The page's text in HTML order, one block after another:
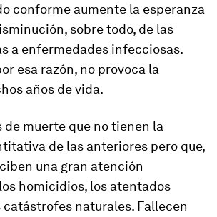
conforme aumente la esperanza
sobre todo, de las
a enfermedades infecciosas.
esa razón, no provoca la
años de vida.
de muerte que no tienen la
de las anteriores pero que,
una gran atención
homicidios, los atentados
naturales. Fallecen